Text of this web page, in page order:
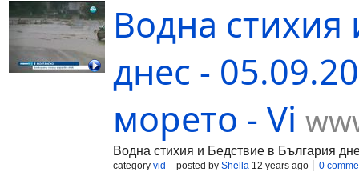
Водна стихия
днес -
морето - Vi
Водна стихия и Бедствие в България
category vid posted by Shella 12 years ago 0